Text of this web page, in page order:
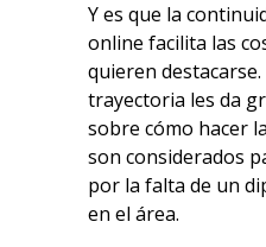
Y es que la
online facilita las
quieren
trayectoria les da
sobre cómo hacer
son considerados
por la falta de un
en el área.